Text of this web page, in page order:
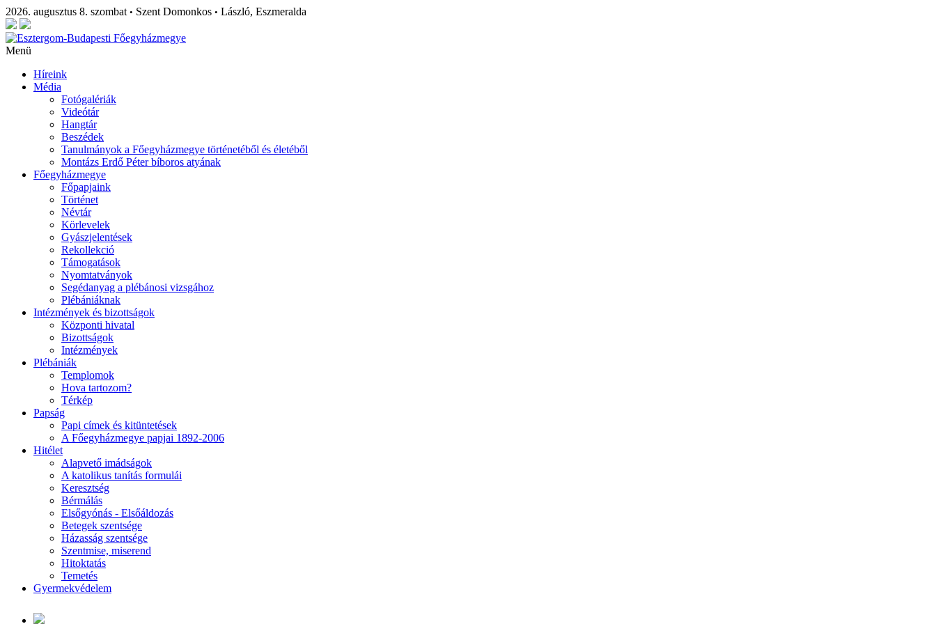
2026. augusztus 8. szombat • Szent Domonkos • László, Eszmeralda
Menü
Híreink
Média
Fotógalériák
Videótár
Hangtár
Beszédek
Tanulmányok a Főegyházmegye történetéből és életéből
Montázs Erdő Péter bíboros atyának
Főegyházmegye
Főpapjaink
Történet
Névtár
Körlevelek
Gyászjelentések
Rekollekció
Támogatások
Nyomtatványok
Segédanyag a plébánosi vizsgához
Plébániáknak
Intézmények és bizottságok
Központi hivatal
Bizottságok
Intézmények
Plébániák
Templomok
Hova tartozom?
Térkép
Papság
Papi címek és kitüntetések
A Főegyházmegye papjai 1892-2006
Hitélet
Alapvető imádságok
A katolikus tanítás formulái
Keresztség
Bérmálás
Elsőgyónás - Elsőáldozás
Betegek szentsége
Házasság szentsége
Szentmise, miserend
Hitoktatás
Temetés
Gyermekvédelem